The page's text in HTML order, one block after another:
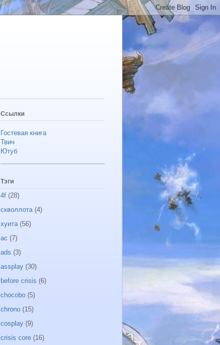
Ссылки
Гостевая книга
Твич
Ютуб
Тэги
4f (28)
скволлота (4)
хуита (56)
ac (7)
ads (3)
assplay (30)
before crisis (6)
chocobo (5)
chrono (15)
cosplay (9)
crisis core (16)